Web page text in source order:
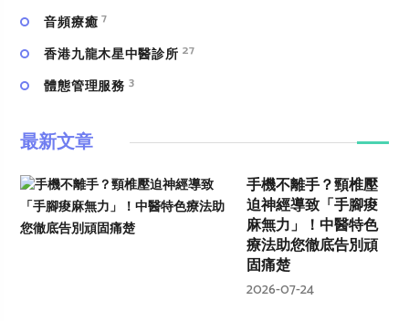
⾳頻療癒 7
香港九龍木星中醫診所 27
體態管理服務 3
最新文章
手機不離手？頸椎壓
迫神經導致「手腳痠
麻無力」！中醫特色
療法助您徹底告別頑
固痛楚
2026-07-24